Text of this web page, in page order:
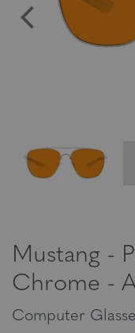
Mustang -
Chrome -
Computer